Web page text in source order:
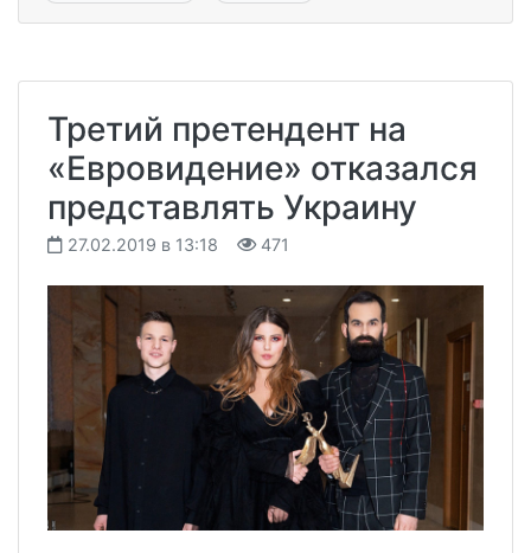
Третий претендент на
«Евровидение» отказался
представлять Украину
27.02.2019 в 13:18 471